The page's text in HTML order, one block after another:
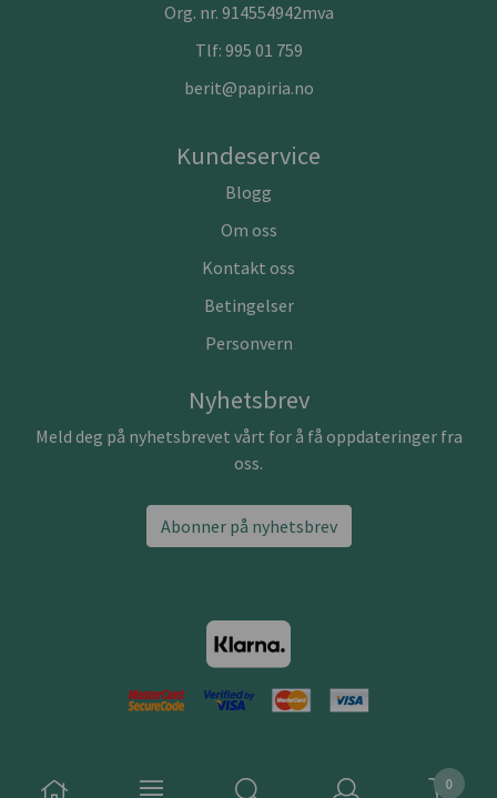
0
Org. nr. 914554942mva
Tlf: 995 01 759
berit@papiria.no
Kundeservice
Blogg
Om oss
Kontakt oss
Betingelser
Personvern
Nyhetsbrev
Meld deg på nyhetsbrevet vårt for å få oppdateringer fra
oss.
Abonner på nyhetsbrev